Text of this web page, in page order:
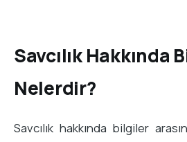
Savcılık Hakkında
Nelerdir?
Savcılık hakkında bilgiler